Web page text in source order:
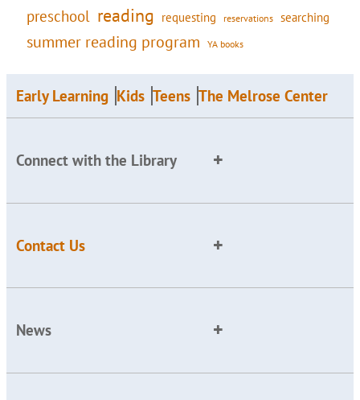
preschool reading requesting reservations searching
summer reading program YA books
Early Learning Kids Teens The Melrose Center
Connect with the Library
Contact Us
News